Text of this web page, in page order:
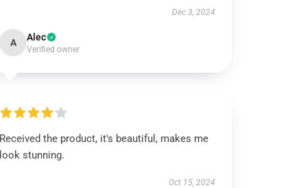
Dec 3, 2024
A Alec
Verified owner
Received the product, it's beautiful, makes me
look stunning.
Oct 15, 2024